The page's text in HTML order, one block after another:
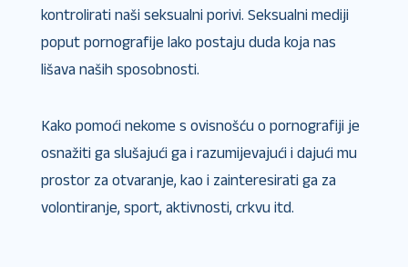
kontrolirati naši seksualni porivi. Seksualni mediji
poput pornografije lako postaju duda koja nas
lišava naših sposobnosti.
Kako pomoći nekome s ovisnošću o pornografiji je
osnažiti ga slušajući ga i razumijevajući i dajući mu
prostor za otvaranje, kao i zainteresirati ga za
volontiranje, sport, aktivnosti, crkvu itd.